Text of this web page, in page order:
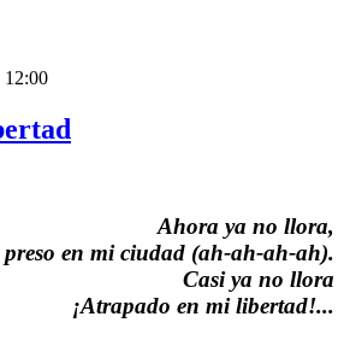
12:00
Ahora ya no llora,
preso en mi ciudad (ah-ah-ah-ah).
Casi ya no llora
¡Atrapado en mi libertad!...